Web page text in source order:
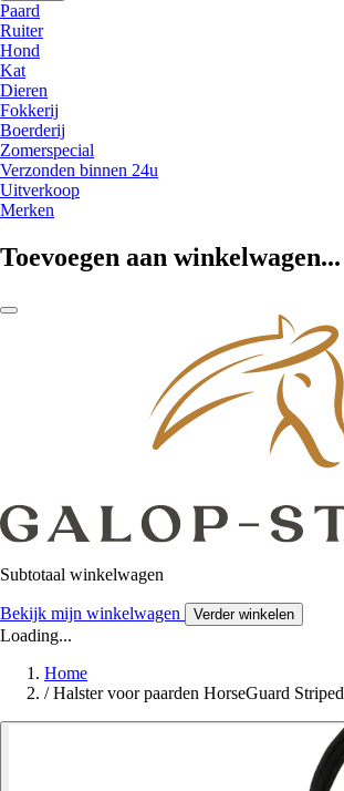
Paard
Ruiter
Hond
Kat
Dieren
Fokkerij
Boerderij
Zomerspecial
Verzonden binnen 24u
Uitverkoop
Merken
Toevoegen aan winkelwagen...
Subtotaal winkelwagen
Bekijk mijn winkelwagen Verder winkelen
Loading...
Home
/ Halster voor paarden HorseGuard Striped